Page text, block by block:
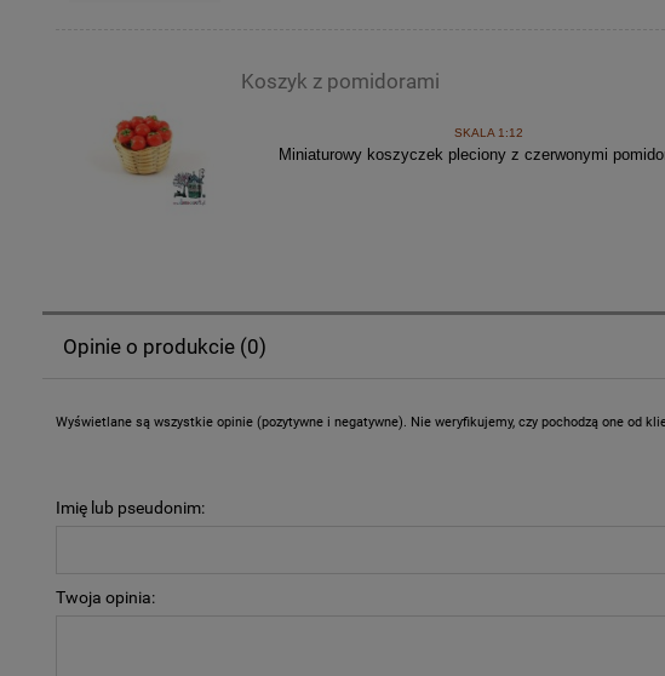
Koszyk z pomidorami
SKALA 1:12
Miniaturowy koszyczek pleciony z czerwonymi
Opinie o produkcie (0)
Wyświetlane są wszystkie opinie (pozytywne i negatywne). Nie weryfikujemy, czy pochodzą one od
Imię lub pseudonim:
Twoja opinia: